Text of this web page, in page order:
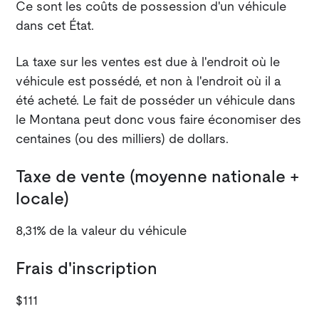
Ce sont les coûts de possession d'un véhicule
dans cet État.
La taxe sur les ventes est due à l'endroit où le
véhicule est possédé, et non à l'endroit où il a
été acheté. Le fait de posséder un véhicule dans
le Montana peut donc vous faire économiser des
centaines (ou des milliers) de dollars.
Taxe de vente (moyenne nationale +
locale)
8,31% de la valeur du véhicule
Frais d'inscription
$111